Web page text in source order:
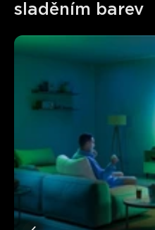
sladěním barev